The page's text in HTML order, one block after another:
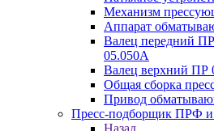
Механизм
Аппарат
Валец передний
05.050A
Валец верхний ПР
Общая сборка
Привод
Пресс-подборщик ПРФ
Назад